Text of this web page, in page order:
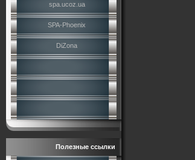
spa.ucoz.ua
SPA-Phoenix
DiZona
Полезные ссылки